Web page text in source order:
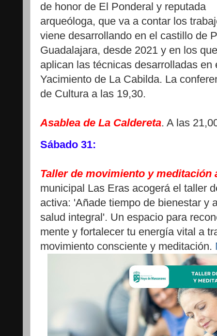
de honor de El Ponderal y reputada
arqueóloga, que va a contar los
viene desarrollando en el castillo de
Guadalajara, desde 2021 y en los
aplican las técnicas desarrolladas en
Yacimiento de La Cabilda. La
de Cultura a las 19,30.
Asablea de La Caldereta. A las
Sábado 31:
Taller de movimiento y meditación
municipal Las Eras acogerá el taller
activa: 'Añade tiempo de bienestar y
salud integral'. Un espacio para
mente y fortalecer tu energía vital a
movimiento consciente y meditación.